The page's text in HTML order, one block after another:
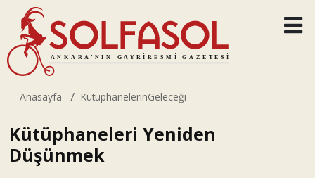
Anasayfa KütüphanelerinGeleceği
Kütüphaneleri Yeniden
Düşünmek